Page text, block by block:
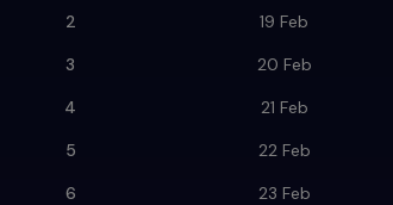
2
19 Feb
3
20 Feb
4
21 Feb
5
22 Feb
6
23 Feb